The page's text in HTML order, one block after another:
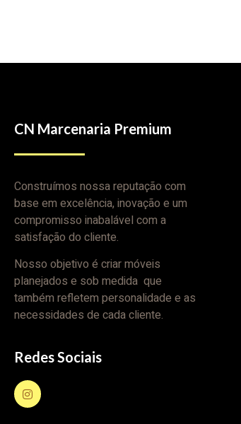
CN Marcenaria Premium
Construímos nossa reputação com
base em excelência, inovação e um
compromisso inabalável com a
satisfação do cliente.
Nosso objetivo é criar móveis
planejados e sob medida que
também refletem personalidade e as
necessidades de cada cliente.
Redes Sociais